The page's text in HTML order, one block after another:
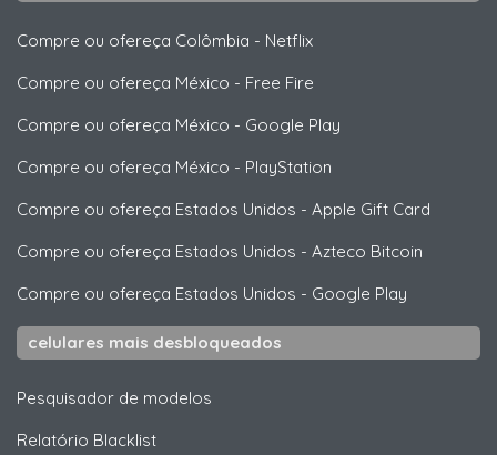
Compre ou ofereça Colômbia - Netflix
Compre ou ofereça México - Free Fire
Compre ou ofereça México - Google Play
Compre ou ofereça México - PlayStation
Compre ou ofereça Estados Unidos - Apple Gift Card
Compre ou ofereça Estados Unidos - Azteco Bitcoin
Compre ou ofereça Estados Unidos - Google Play
celulares mais desbloqueados
Pesquisador de modelos
Relatório Blacklist